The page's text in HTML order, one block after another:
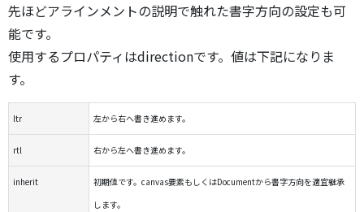
先ほどアラインメントの説明で触れた書字方向の設定も可
能です。
使用するプロパティはdirectionです。値は下記になりま
す。
ltr 左から右へ書き進めます。
rtl 右から左へ書き進めます。
inherit
初期値です。canvas要素もしくはDocumentから書字方向を適宜継承
します。